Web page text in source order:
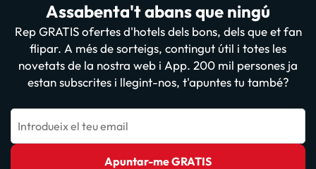
Assabenta't abans que ningú
Rep GRATIS ofertes d'hotels dels bons, dels que et fan
flipar. A més de sorteigs, contingut útil i totes les
novetats de la nostra web i App. 200 mil persones ja
estan subscrites i llegint-nos, t'apuntes tu també?
Introdueix el teu email
Apuntar-me GRATIS